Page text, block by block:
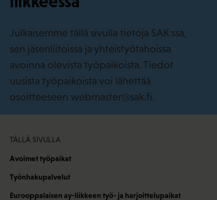
Julkaisemme tällä sivulla tietoja SAK:ssa,
sen jäsenliitoissa ja yhteistyötahoissa
avoinna olevista työpaikoista. Tiedot
uusista työpaikoista voi lähettää
osoitteeseen webmaster@sak.fi.
TÄLLÄ SIVULLA
Avoimet työpaikat
Työnhakupalvelut
Eurooppalaisen ay-liikkeen työ- ja harjoittelupaikat